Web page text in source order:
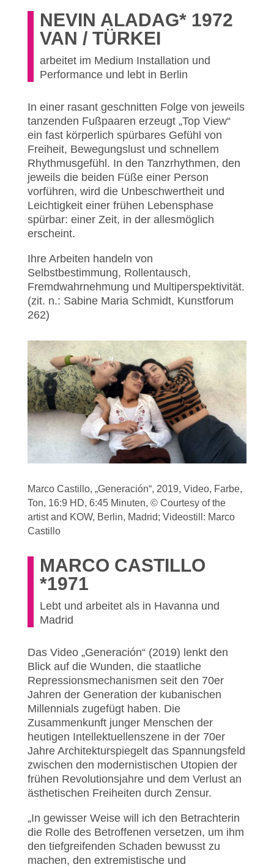
NEVIN ALADAG* 1972
VAN / TÜRKEI
arbeitet im Medium Installation und
Performance und lebt in Berlin
In einer rasant geschnitten Folge von jeweils
tanzenden Fußpaaren erzeugt „Top View“
ein fast körperlich spürbares Gefühl von
Freiheit, Bewegungslust und schnellem
Rhythmusgefühl. In den Tanzrhythmen, den
jeweils die beiden Füße einer Person
vorführen, wird die Unbeschwertheit und
Leichtigkeit einer frühen Lebensphase
spürbar: einer Zeit, in der allesmöglich
erscheint.
Ihre Arbeiten handeln von
Selbstbestimmung, Rollentausch,
Fremdwahrnehmung und Multiperspektivität.
(zit. n.: Sabine Maria Schmidt, Kunstforum
262)
Marco Castillo, „Generación“, 2019, Video, Farbe,
Ton, 16:9 HD, 6:45 Minuten, © Courtesy of the
artist and KOW, Berlin, Madrid; Videostill: Marco
Castillo
MARCO CASTILLO
*1971
Lebt und arbeitet als in Havanna und
Madrid
Das Video „Generación“ (2019) lenkt den
Blick auf die Wunden, die staatliche
Repressionsmechanismen seit den 70er
Jahren der Generation der kubanischen
Millennials zugefügt haben. Die
Zusammenkunft junger Menschen der
heutigen Intellektuellenszene in der 70er
Jahre Architekturspiegelt das Spannungsfeld
zwischen den modernistischen Utopien der
frühen Revolutionsjahre und dem Verlust an
ästhetischen Freiheiten durch Zensur.
„In gewisser Weise will ich den Betrachterin
die Rolle des Betroffenen versetzen, um ihm
den tiefgreifenden Schaden bewusst zu
machen, den extremistische und